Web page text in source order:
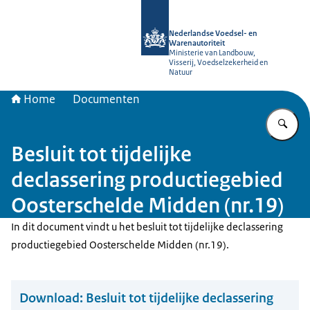
Nederlandse Voedsel- en
Warenautoriteit
Ministerie van Landbouw,
Visserij, Voedselzekerheid en
Natuur
Home Documenten
Besluit tot tijdelijke
declassering productiegebied
Oosterschelde Midden (nr.19)
In dit document vindt u het besluit tot tijdelijke declassering
productiegebied Oosterschelde Midden (nr.19).
Download: Besluit tot tijdelijke declassering